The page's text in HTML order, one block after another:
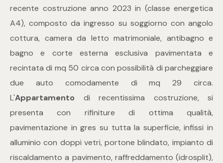
recente costruzione anno 2023 in (classe energetica
A4), composto da ingresso su soggiorno con angolo
cottura, camera da letto matrimoniale, antibagno e
bagno e corte esterna esclusiva pavimentata e
recintata di mq 50 circa con possibilità di parcheggiare
due auto comodamente di mq 29 circa.
L'Appartamento di recentissima costruzione, si
presenta con rifiniture di ottima qualità,
pavimentazione in gres su tutta la superficie, infissi in
alluminio con doppi vetri, portone blindato, impianto di
riscaldamento a pavimento, raffreddamento (idrosplit),
Prezzo
Totale
mq